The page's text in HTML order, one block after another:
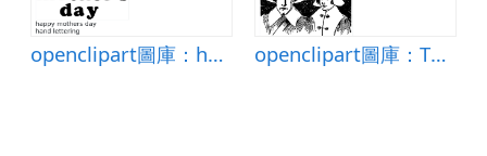
openclipart圖庫：happy mothers day hand lettering openclipart圖庫：Thanksgiving Pilgrims